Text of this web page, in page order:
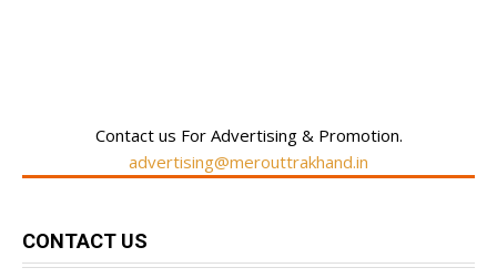
Contact us For Advertising & Promotion.
advertising@merouttrakhand.in
CONTACT US